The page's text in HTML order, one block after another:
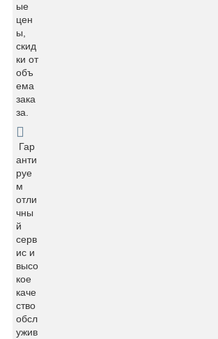
ые
цен
ы,
скид
ки от
объ
ема
зака
за.
Гар
анти
руе
м
отли
чны
й
серв
ис и
высо
кое
каче
ство
обсл
ужив